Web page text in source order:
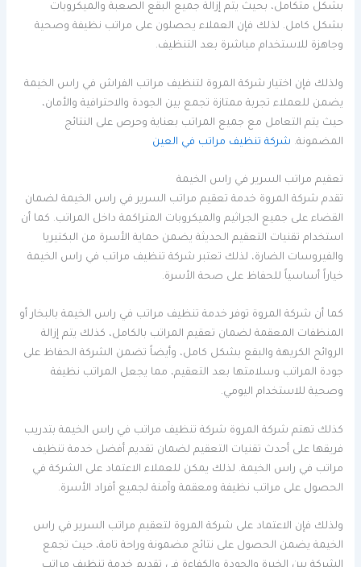
بشكل متكامل، بحيث يتم إزالة جميع البقع الصعبة والميكروبات
بشكل كامل. لذلك فإن العملاء يحصلون على مراتب نظيفة وصحية
وجاهزة للاستخدام مباشرة بعد التنظيف.
ولذلك فإن اختيار شركة المروة لتنظيف مراتب الفراش في راس الخيمة
يضمن للعملاء تجربة ممتازة تجمع بين الجودة والاحترافية والأمان،
حيث يتم التعامل مع جميع المراتب بعناية وحرص على النتائج
المضمونة. شركة تنظيف مراتب في العين
تعقيم مراتب السرير في راس الخيمة
تقدم شركة المروة خدمة تعقيم مراتب السرير في راس الخيمة لضمان
القضاء على جميع الجراثيم والميكروبات المتراكمة داخل المراتب. كما أن
استخدام تقنيات التعقيم الحديثة يضمن حماية الأسرة من البكتيريا
والفيروسات الضارة، لذلك تعتبر شركة تنظيف مراتب في راس الخيمة
خياراً أساسياً للحفاظ على صحة الأسرة.
كما أن شركة المروة توفر خدمة تنظيف مراتب في راس الخيمة بالبخار أو
المنظفات المعقمة لضمان تعقيم المراتب بالكامل، كذلك يتم إزالة
الروائح الكريهة والبقع بشكل كامل، وأيضاً تضمن الشركة الحفاظ على
جودة المراتب وسلامتها بعد التعقيم، مما يجعل المراتب نظيفة
وصحية للاستخدام اليومي.
كذلك تهتم شركة المروة شركة تنظيف مراتب في راس الخيمة بتدريب
فريقها على أحدث تقنيات التعقيم لضمان تقديم أفضل خدمة تنظيف
مراتب في راس الخيمة. لذلك يمكن للعملاء الاعتماد على الشركة في
الحصول على مراتب نظيفة ومعقمة وآمنة لجميع أفراد الأسرة.
ولذلك فإن الاعتماد على شركة المروة لتعقيم مراتب السرير في راس
الخيمة يضمن الحصول على نتائج مضمونة وراحة تامة، حيث تجمع